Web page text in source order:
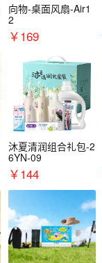
向物-桌面风扇-Air1
2
￥169
沐夏清润组合礼包-2
6YN-09
￥144